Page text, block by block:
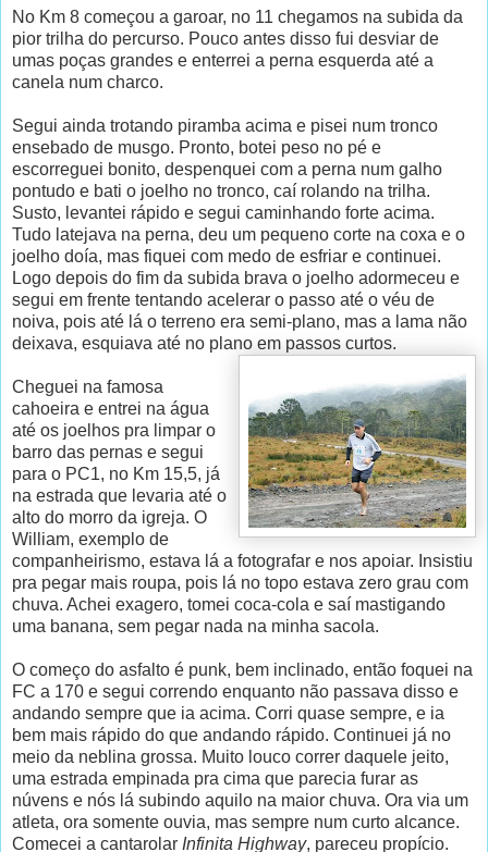
No Km 8 começou a garoar, no 11 chegamos na subida da
pior trilha do percurso. Pouco antes disso fui desviar de
umas poças grandes e enterrei a perna esquerda até a
canela num charco.
Segui ainda trotando piramba acima e pisei num tronco
ensebado de musgo. Pronto, botei peso no pé e
escorreguei bonito, despenquei com a perna num galho
pontudo e bati o joelho no tronco, caí rolando na trilha.
Susto, levantei rápido e segui caminhando forte acima.
Tudo latejava na perna, deu um pequeno corte na coxa e o
joelho doía, mas fiquei com medo de esfriar e continuei.
Logo depois do fim da subida brava o joelho adormeceu e
segui em frente tentando acelerar o passo até o véu de
noiva, pois até lá o terreno era semi-plano, mas a lama não
deixava, esquiava até no plano em passos curtos.
Cheguei na famosa
cahoeira e entrei na água
até os joelhos pra limpar o
barro das pernas e segui
para o PC1, no Km 15,5, já
na estrada que levaria até o
alto do morro da igreja. O
William, exemplo de
companheirismo, estava lá a fotografar e nos apoiar. Insistiu
pra pegar mais roupa, pois lá no topo estava zero grau com
chuva. Achei exagero, tomei coca-cola e saí mastigando
uma banana, sem pegar nada na minha sacola.
O começo do asfalto é punk, bem inclinado, então foquei na
FC a 170 e segui correndo enquanto não passava disso e
andando sempre que ia acima. Corri quase sempre, e ia
bem mais rápido do que andando rápido. Continuei já no
meio da neblina grossa. Muito louco correr daquele jeito,
uma estrada empinada pra cima que parecia furar as
núvens e nós lá subindo aquilo na maior chuva. Ora via um
atleta, ora somente ouvia, mas sempre num curto alcance.
Comecei a cantarolar Infinita Highway, pareceu propício.